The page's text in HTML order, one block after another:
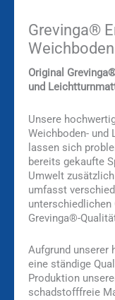
Grevinga®
Original
und
Unsere
Weichboden- und
lassen sich
bereits gekaufte
Umwelt
umfasst
unterschiedlichen
Grevinga®-
Aufgrund unserer
eine ständige
Produktion
schadstofffreie